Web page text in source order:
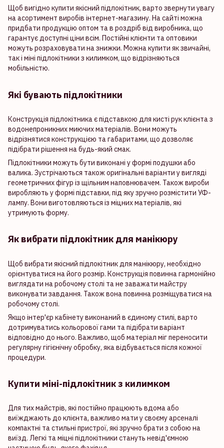
Щоб вигідно купити якісний підлокітник, варто звернути увагу
на асортимент виробів інтернет-магазину. На сайті можна
придбати продукцію оптом та в роздріб від виробника, що
гарантує доступні ціни всім. Постійні клієнти та оптовики
можуть розраховувати на знижки. Можна купити як звичайні,
так і міні підлокітники з килимком, що відрізняються
мобільністю.
Які бувають підлокітники
Конструкція підлокітника є підставкою для кисті рук клієнта з
водонепроникних миючих матеріалів. Вони можуть
відрізнятися конструкцією та габаритами, що дозволяє
підібрати рішення на будь-який смак.
Підлокітники можуть бути виконані у формі подушки або
валика. Зустрічаються також оригінальні варіанти у вигляді
геометричних фігур із щільним наповнювачем. Також вироби
виробляють у формі підставки, під яку зручно розмістити УФ-
лампу. Вони виготовляються із міцних матеріалів, які
утримують форму.
Як вибрати підлокітник для манікюру
Щоб вибрати якісний підлокітник для манікюру, необхідно
орієнтуватися на його розмір. Конструкція повинна гармонійно
виглядати на робочому столі та не заважати майстру
виконувати завдання. Також вона повинна розміщуватися на
робочому столі.
Якщо інтер'єр кабінету виконаний в єдиному стилі, варто
дотримуватись кольорової гами та підібрати варіант
відповідно до нього. Важливо, щоб матеріал міг переносити
регулярну гігієнічну обробку, яка відбувається після кожної
процедури.
Купити міні-підлокітник з килимком
Для тих майстрів, які постійно працюють вдома або
виїжджають до клієнта, важливо мати у своєму арсеналі
компактні та стильні пристрої, які зручно брати з собою на
виїзд. Легкі та міцні підлокітники стануть невід'ємною